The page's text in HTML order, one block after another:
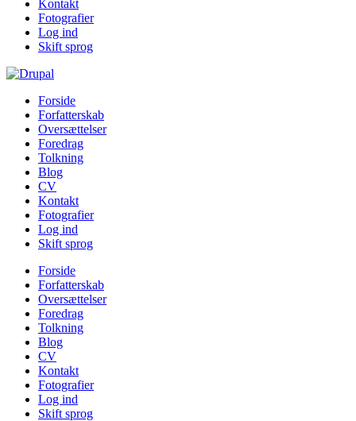
Kontakt
Fotografier
Log ind
Skift sprog
Forside
Forfatterskab
Oversættelser
Foredrag
Tolkning
Blog
CV
Kontakt
Fotografier
Log ind
Skift sprog
Forside
Forfatterskab
Oversættelser
Foredrag
Tolkning
Blog
CV
Kontakt
Fotografier
Log ind
Skift sprog